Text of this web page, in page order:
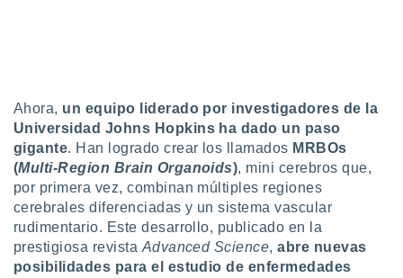
el sitio
se
para
ni para
o
aunque
no
Puedes
Ahora, un equipo liderado por investigadores de la
Universidad Johns Hopkins ha dado un paso
gigante. Han logrado crear los llamados MRBOs
(Multi-Region Brain Organoids), mini cerebros que,
por primera vez, combinan múltiples regiones
cerebrales diferenciadas y un sistema vascular
rudimentario. Este desarrollo, publicado en la
prestigiosa revista Advanced Science,abre nuevas
posibilidades para el estudio de enfermedades